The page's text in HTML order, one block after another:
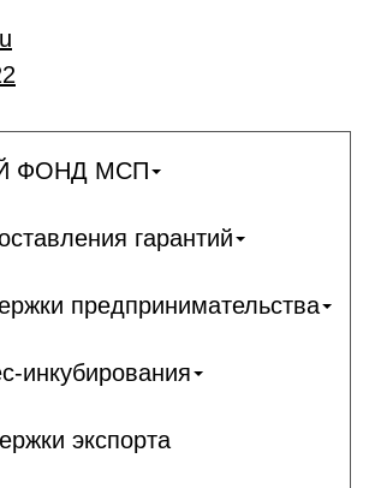
ФОНД МСП
гарантий
предпринимательства
инкубирования
экспорта